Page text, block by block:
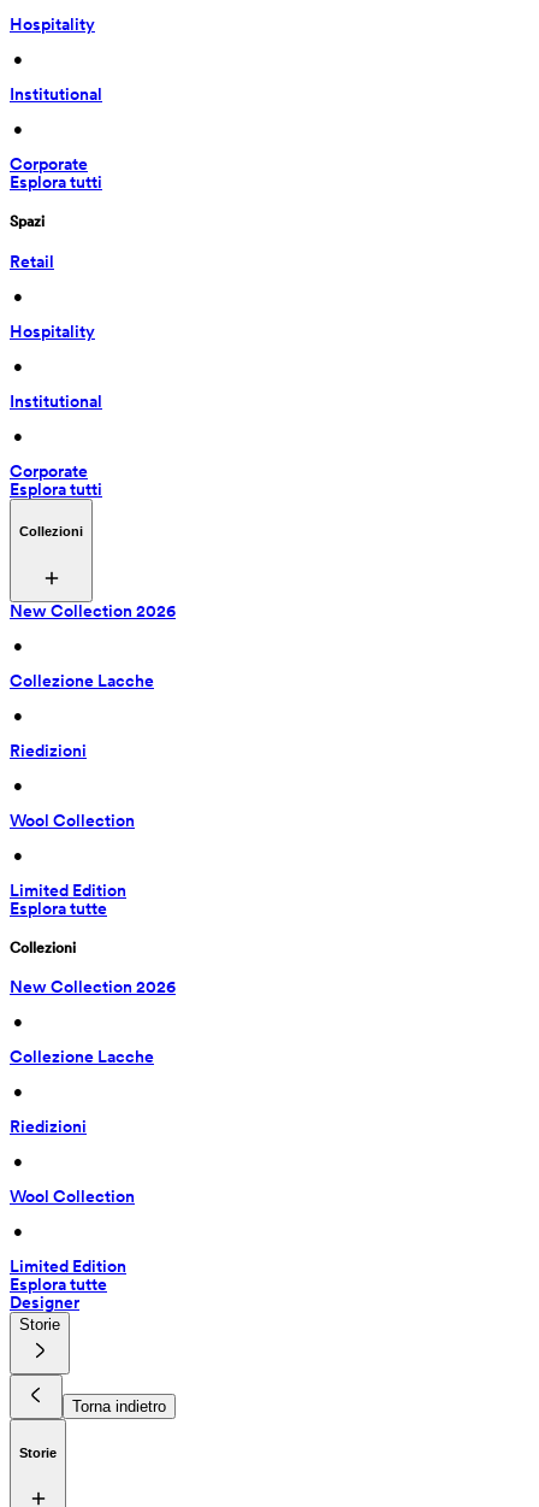
Hospitality
•
Institutional
•
Corporate
Esplora tutti
Spazi
Retail
•
Hospitality
•
Institutional
•
Corporate
Esplora tutti
Collezioni
New Collection 2026
•
Collezione Lacche
•
Riedizioni
•
Wool Collection
•
Limited Edition
Esplora tutte
Collezioni
New Collection 2026
•
Collezione Lacche
•
Riedizioni
•
Wool Collection
•
Limited Edition
Esplora tutte
Designer
Storie
Torna indietro
Storie